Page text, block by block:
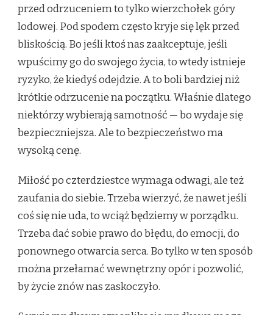
przed odrzuceniem to tylko wierzchołek góry
lodowej. Pod spodem często kryje się lęk przed
bliskością. Bo jeśli ktoś nas zaakceptuje, jeśli
wpuścimy go do swojego życia, to wtedy istnieje
ryzyko, że kiedyś odejdzie. A to boli bardziej niż
krótkie odrzucenie na początku. Właśnie dlatego
niektórzy wybierają samotność — bo wydaje się
bezpieczniejsza. Ale to bezpieczeństwo ma
wysoką cenę.
Miłość po czterdziestce wymaga odwagi, ale też
zaufania do siebie. Trzeba wierzyć, że nawet jeśli
coś się nie uda, to wciąż będziemy w porządku.
Trzeba dać sobie prawo do błędu, do emocji, do
ponownego otwarcia serca. Bo tylko w ten sposób
można przełamać wewnętrzny opór i pozwolić,
by życie znów nas zaskoczyło.